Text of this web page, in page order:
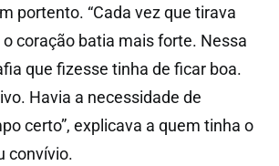
portento. “Cada vez que tirava
coração batia mais forte. Nessa
que fizesse tinha de ficar boa.
Havia a necessidade de
certo”, explicava a quem tinha o
convívio.